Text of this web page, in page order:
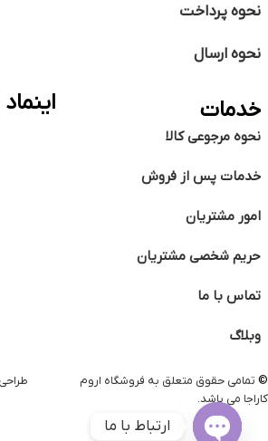
نحوه پرداخت
نحوه ارسال
خدمات
نحوه مرجوعی کالا
خدمات پس از فروش
امور مشتریان
حریم شخصی مشتریان
تماس با ما
وبلاگ
اینماد
©️ تمامی حقوق متعلق به فروشگاه اروم
کاراجا می باشد.
ارتباط با ما